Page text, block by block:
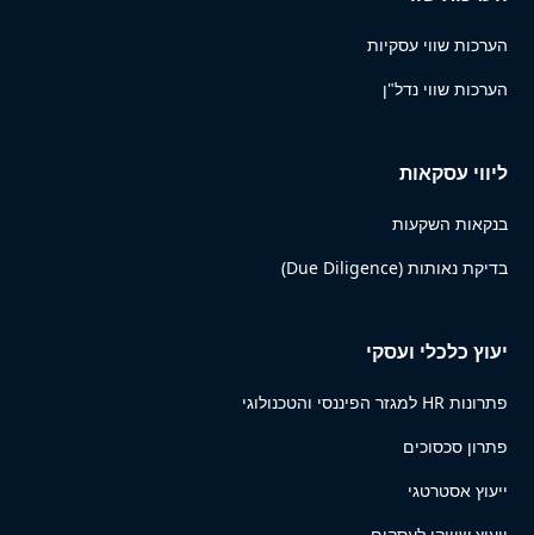
הערכות שווי עסקיות
הערכות שווי נדל"ן
ליווי עסקאות
בנקאות השקעות
בדיקת נאותות (Due Diligence)
יעוץ כלכלי ועסקי
פתרונות HR למגזר הפיננסי והטכנולוגי
פתרון סכסוכים
ייעוץ אסטרטגי